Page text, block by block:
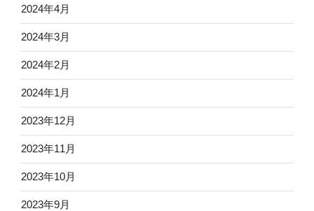
2024年4月
2024年3月
2024年2月
2024年1月
2023年12月
2023年11月
2023年10月
2023年9月